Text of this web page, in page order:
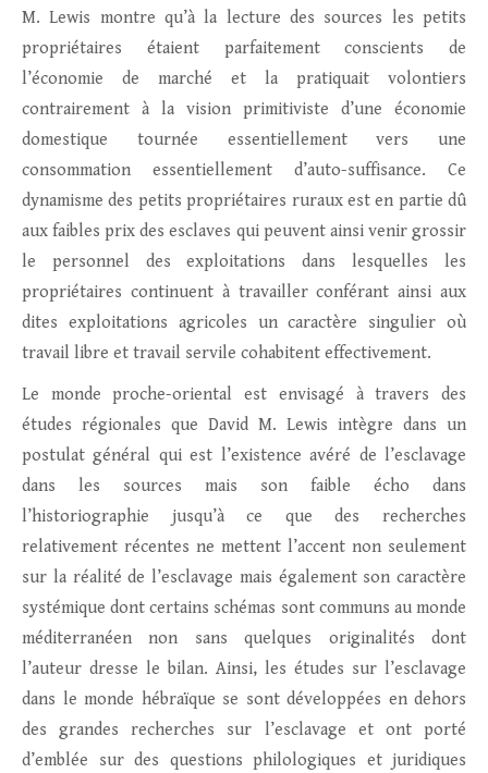
M. Lewis montre qu’à la lecture des sources les petits
propriétaires étaient parfaitement conscients de
l’économie de marché et la pratiquait volontiers
contrairement à la vision primitiviste d’une économie
domestique tournée essentiellement vers une
consommation essentiellement d’auto-suffisance. Ce
dynamisme des petits propriétaires ruraux est en partie dû
aux faibles prix des esclaves qui peuvent ainsi venir grossir
le personnel des exploitations dans lesquelles les
propriétaires continuent à travailler conférant ainsi aux
dites exploitations agricoles un caractère singulier où
travail libre et travail servile cohabitent effectivement.
Le monde proche-oriental est envisagé à travers des
études régionales que David M. Lewis intègre dans un
postulat général qui est l’existence avéré de l’esclavage
dans les sources mais son faible écho dans
l’historiographie jusqu’à ce que des recherches
relativement récentes ne mettent l’accent non seulement
sur la réalité de l’esclavage mais également son caractère
systémique dont certains schémas sont communs au monde
méditerranéen non sans quelques originalités dont
l’auteur dresse le bilan. Ainsi, les études sur l’esclavage
dans le monde hébraïque se sont développées en dehors
des grandes recherches sur l’esclavage et ont porté
d’emblée sur des questions philologiques et juridiques